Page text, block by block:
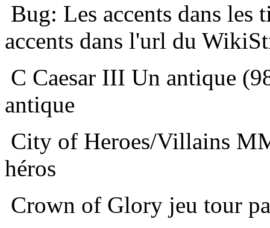
Bug: Les accents dans les
accents dans l'url du
C Caesar III Un antique
antique
City of Heroes/Villains
héros
Crown of Glory jeu tour